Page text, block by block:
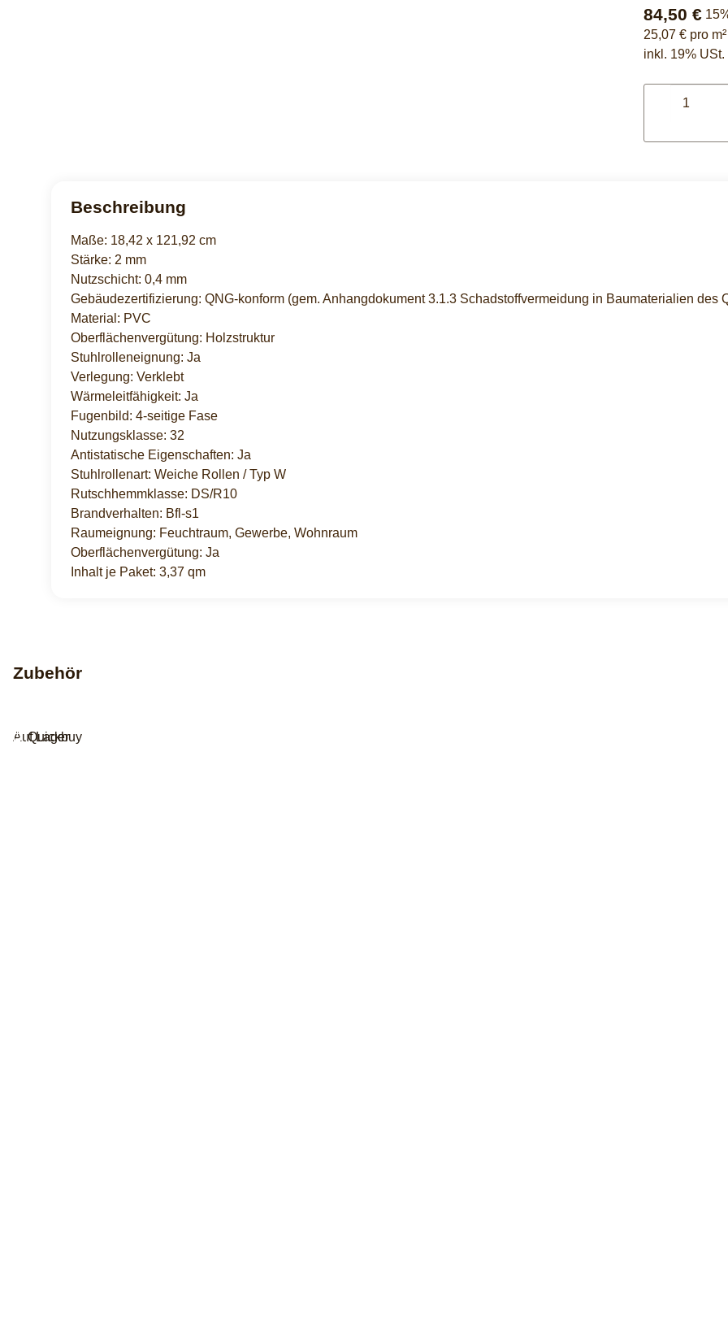
84,50 €
25,07 € pro m²
inkl. 19%
Beschreibung
Maße: 18,42 x 121,92 cm
Stärke: 2 mm
Nutzschicht: 0,4 mm
Gebäudezertifizierung: QNG-konform (gem. Anhangdokument 3.1.3 Schadstoffvermeidung in Baumaterialien des
Material: PVC
Oberflächenvergütung: Holzstruktur
Stuhlrolleneignung: Ja
Verlegung: Verklebt
Wärmeleitfähigkeit: Ja
Fugenbild: 4-seitige Fase
Nutzungsklasse: 32
Antistatische Eigenschaften: Ja
Stuhlrollenart: Weiche Rollen / Typ W
Rutschhemmklasse: DS/R10
Brandverhalten: Bfl-s1
Raumeignung: Feuchtraum, Gewerbe, Wohnraum
Oberflächenvergütung: Ja
Inhalt je Paket: 3,37 qm
Zubehör
Quickbuy
Auf Lager